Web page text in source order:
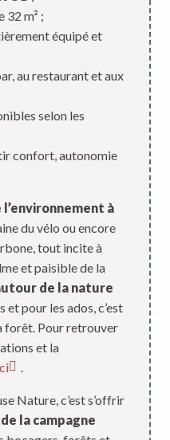
32 m² ;
équipé et
au restaurant et aux
selon les
confort, autonomie
à
du vélo ou encore
tout incite à
et paisible de la
de la nature
pour les ados, c’est
forêt. Pour retrouver
et la
Nature, c’est s’offrir
la campagne